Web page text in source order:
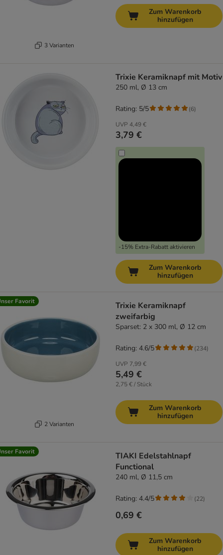
3 Varianten
Zum Warenkorb
hinzufügen
Trixie Keramiknapf mit Motiv
250 ml, Ø 13 cm
UVP 4,49 €
3,79 €
-15% Extra-Rabatt aktivieren
Rating: 5/5 (6)
Zum Warenkorb
hinzufügen
Favorit
2 Varianten
Trixie Keramiknapf
zweifarbig
Sparset: 2 x 300 ml, Ø 12 cm
UVP 7,99 €
5,49 €
2,75 € / Stück
Rating: 4.6/5 (234)
Zum Warenkorb
hinzufügen
Favorit
TIAKI Edelstahlnapf
Functional
240 ml, Ø 11,5 cm
0,69 €
Rating: 4.4/5 (22)
Zum Warenkorb
hinzufügen